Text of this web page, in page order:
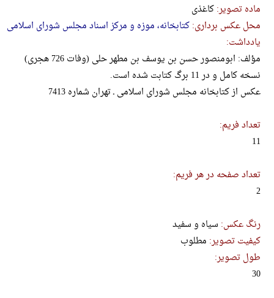
ماده تصویر:کاغذی
محل عکس برداری:کتابخانه، موزه و مرکز اسناد مجلس شورای اسلامی
یادداشت:
مؤلف: ابومنصور حسن بن یوسف بن مطهر حلی (وفات 726 هجری)
نسخه کامل و در 11 برگ کتابت شده است.
عکس از کتابخانه مجلس شورای اسلامی ـ تهران شماره 7413
تعداد فریم:
11
تعداد صفحه در هر فریم:
2
رنگ عکس: سیاه و سفید
کیفیت تصویر: مطلوب
طول تصویر:
30